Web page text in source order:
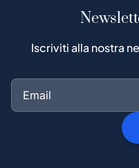
Iscriviti alla nostra